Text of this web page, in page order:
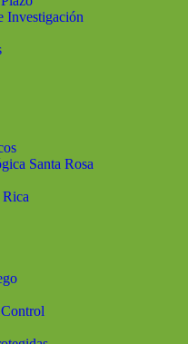
Investigación
Santa Rosa